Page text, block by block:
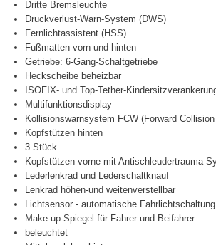
Dritte Bremsleuchte
Druckverlust-Warn-System (DWS)
Fernlichtassistent (HSS)
Fußmatten vorn und hinten
Getriebe: 6-Gang-Schaltgetriebe
Heckscheibe beheizbar
ISOFIX- und Top-Tether-
Multifunktionsdisplay
Kollisionswarnsystem FCW (Forward
Kopfstützen hinten
3 Stück
Kopfstützen vorne mit Antischleudertrauma
Lederlenkrad und Lederschaltknauf
Lenkrad höhen-und weitenverstellbar
Lichtsensor - automatische Fahrlichtschaltung
Make-up-Spiegel für Fahrer und Beifahrer
beleuchtet